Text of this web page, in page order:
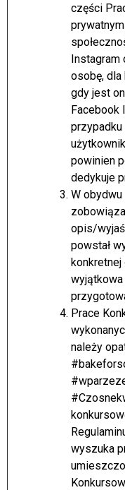
części
Instagram
osobę, dla
gdy jest
Facebook
powinien
dedykuje
W
opis/
powstał
konkretnej
Prace
należy
wyszuka